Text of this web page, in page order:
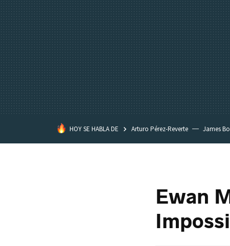
HOY SE HABLA DE Arturo Pérez-Reverte James
Ewan